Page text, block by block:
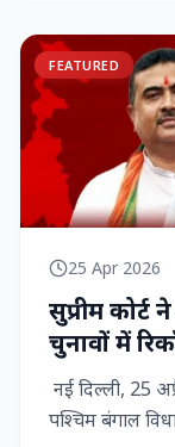
FEATURED
25 Apr 2026
सुप्रीम
चुनावों में
नागरिक
नई दिल्ली, 25
पश्चिम बंगाल